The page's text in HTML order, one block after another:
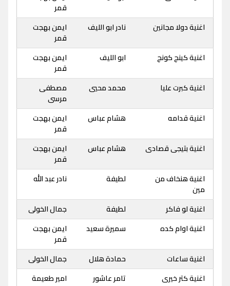
قمر
اغنية دولا مجانين
نادر ابو الليف
ايمن بهجت
قمر
اغنية كينج كونج
ابو الليف
ايمن بهجت
قمر
اغنية كبرت عليا
محمد محيي
مصطفى
مرسى
اغنية قدامه
هشام عباس
ايمن بهجت
قمر
اغنية بتيجى قصادى
هشام عباس
ايمن بهجت
قمر
اغنية هنخاف من
مين
لطيفة نادر عبد الله
اغنية لو فاكر لطيفة
جمال الخولى
اغنية اوام كده
سميرة سعيد
ايمن بهجت
قمر
اغنية ساعات
حمادة هلال
جمال الخولى
اغنية كتر خيرى
تامر عاشور
امير طعيمة